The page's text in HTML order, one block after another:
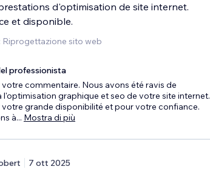
d'optimisation de site internet.
et disponible.
sito web
professionista
commentaire. Nous avons été ravis de
l'optimisation graphique et seo de votre site internet.
grande disponibilité et pour votre confiance.
à... Mostra di più
7 ott 2025